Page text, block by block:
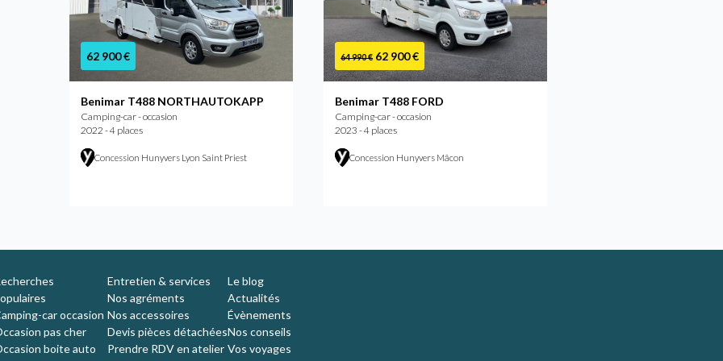
62 900 €
Benimar T488 NORTHAUTOKAPP
Camping-car - occasion
2022 - 4 places
Concession Hunyvers Lyon Saint Priest
64 990 € 62 900 €
Benimar T488 FORD
Camping-car - occasion
2023 - 4 places
Concession Hunyvers Mâcon
car occasion
pas cher
boite auto
Entretien & services
Nos agréments
Nos accessoires
Devis pièces détachées
Prendre RDV en atelier
Le blog
Actualités
Évènements
Nos conseils
Vos voyages